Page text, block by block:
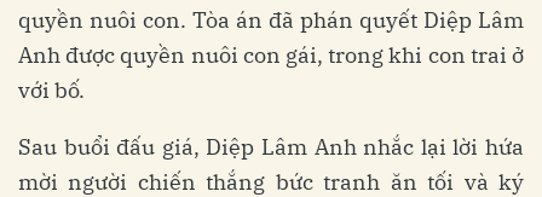
quyền nuôi con. Tòa án đã phán quyết Diệp Lâm
Anh được quyền nuôi con gái, trong khi con trai ở
với bố.
Sau buổi đấu giá, Diệp Lâm Anh nhắc lại lời hứa
mời người chiến thắng bức tranh ăn tối và ký